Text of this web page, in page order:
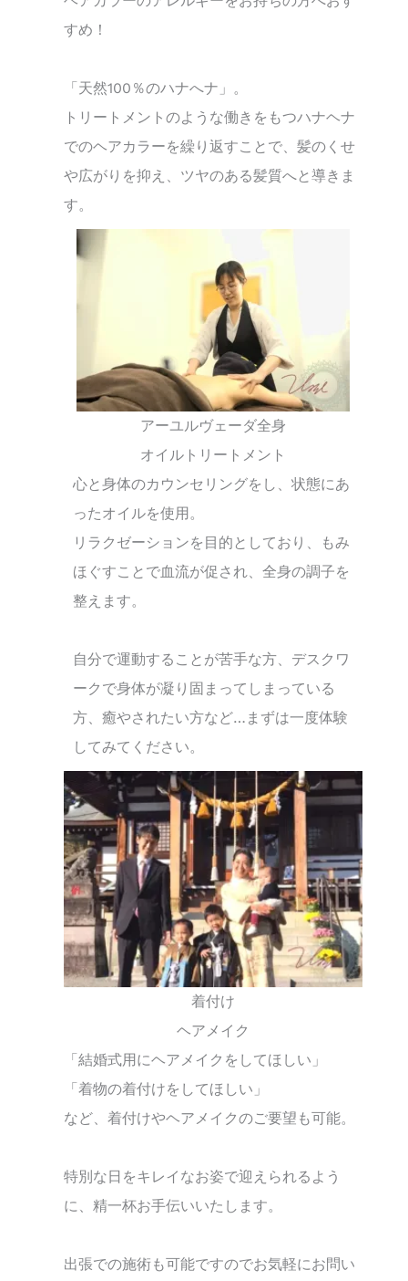
すめ！
「天然100％のハナへナ」。
トリートメントのような働きをもつハナヘナ
でのヘアカラーを繰り返すことで、髪のくせ
や広がりを抑え、ツヤのある髪質へと導きま
す。
アーユルヴェーダ全身
オイルトリートメント
心と身体のカウンセリングをし、状態にあ
ったオイルを使用。
リラクゼーションを目的としており、もみ
ほぐすことで血流が促され、全身の調子を
整えます。
自分で運動することが苦手な方、デスクワ
ークで身体が凝り固まってしまっている
方、癒やされたい方など…まずは一度体験
してみてください。
着付け
ヘアメイク
「結婚式用にヘアメイクをしてほしい」
「着物の着付けをしてほしい」
など、着付けやヘアメイクのご要望も可能。
特別な日をキレイなお姿で迎えられるよう
に、精一杯お手伝いいたします。
出張での施術も可能ですのでお気軽にお問い